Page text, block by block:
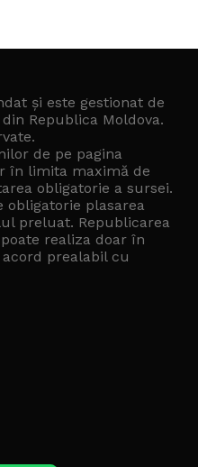
și este gestionat de
din Republica Moldova.
de pe pagina
în limita maximă de
obligatorie a sursei.
obligatorie plasarea
preluat. Republicarea
realiza doar în
acord prealabil cu